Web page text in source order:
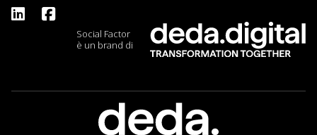
Social Factor
è un brand di